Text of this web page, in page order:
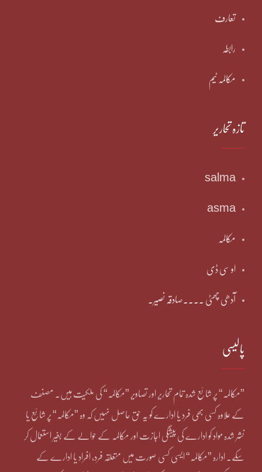
تعارف
رابطہ
مکالمہ ٹیم
تازہ تحاریر
salma
asma
مکالمہ
او سی ڈی
آدھی چھٹی ۔۔۔۔صادقہ نصیر۔
پالیسی
”مکالمہ“ پر شائع شدہ تمام تحاریر اور تصاویر ”مکالمہ“ کی ملکیت ہیں۔ مصنف
کے علاوہ کسی بھی فرد یا ادارے کو یہ حق حاصل نہیں کہ وہ ”مکالمہ“ پر شائع یا
نشر شدہ مواد کو ادارے کی پیشگی اجازت اور مکالمہ کے حوالے کے بغیر استعمال کر
سکے۔ ادارہ ”مکالمہ“ ایسی کسی صورت میں متعلقہ فرد، افراد یا ادارے کے